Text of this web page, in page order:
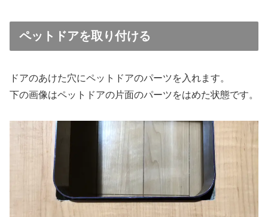
ペットドアを取り付ける
ドアのあけた穴にペットドアのパーツを入れます。
下の画像はペットドアの片面のパーツをはめた状態です。